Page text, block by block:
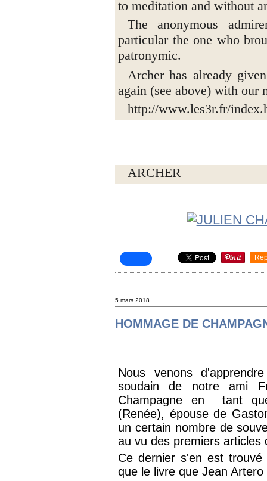
to meditation and without
The anonymous
particular the one who
patronymic.
Archer has already given
again (see above) with our
http://www.les3r.fr/
ARCHER
5 mars 2018
HOMMAGE DE
Nous venons
soudain de notre ami
Champagne en tant
(Renée), épouse de
un certain nombre de
au vu des premiers articles
Ce dernier s'en est
que le livre que Jean